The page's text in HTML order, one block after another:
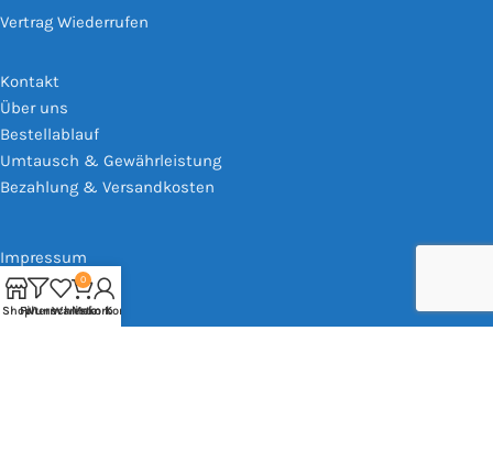
Vertrag Wiederrufen
Kontakt
Über uns
Bestellablauf
Umtausch & Gewährleistung
Bezahlung & Versandkosten
Impressum
AGB
Widerrufsrecht
ShopFiltern
Wunschliste
0
Warenkorb
Mein Konto